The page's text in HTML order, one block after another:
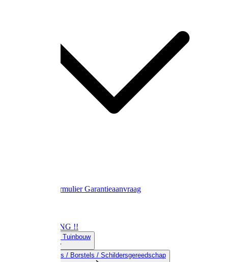
RetourformulierGarantieaanvraag
OPRUIMING !!
01) Land-& Tuinbouw
02) Bezems / Borstels / Schildersgereedschap